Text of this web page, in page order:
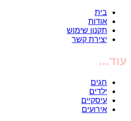
בית
אודות
תקנון שימוש
יצירת קשר
עוד...
חגים
ילדים
עיסקיים
אירועים